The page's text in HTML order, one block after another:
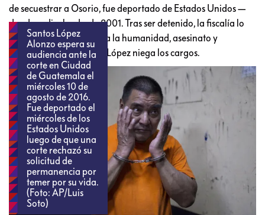
de secuestrar a Osorio, fue deportado de Estados Unidos —
donde radicaba desde 2001. Tras ser detenido, la fiscalía lo
acusó de crímenes contra la humanidad, asesinato y
sustracción de menores. López niega los cargos.
Santos López
Alonzo espera su
audiencia ante la
corte en Ciudad
de Guatemala el
miércoles 10 de
agosto de 2016.
Fue deportado el
miércoles de los
Estados Unidos
luego de que una
corte rechazó su
solicitud de
permanencia por
temer por su vida.
(Foto: AP/Luis
Soto)